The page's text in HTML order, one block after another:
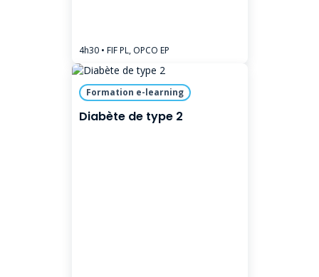
4h30• FIF PL, OPCO EP
Formation e-learning
Diabète de type 2